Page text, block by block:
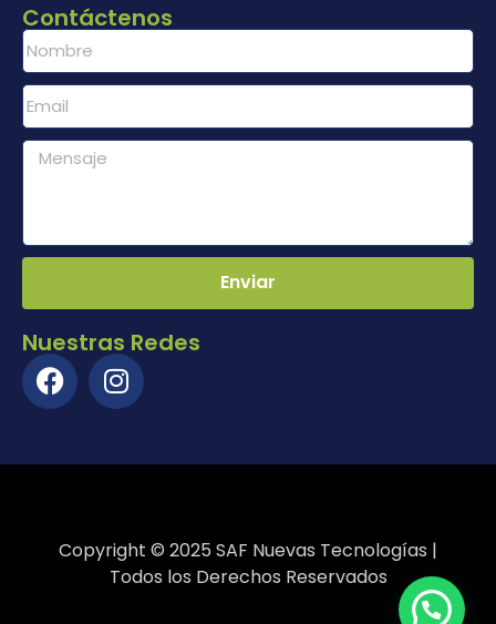
Contáctenos
Enviar
Nuestras Redes
Copyright © 2025 SAF Nuevas Tecnologías |
Todos los Derechos Reservados